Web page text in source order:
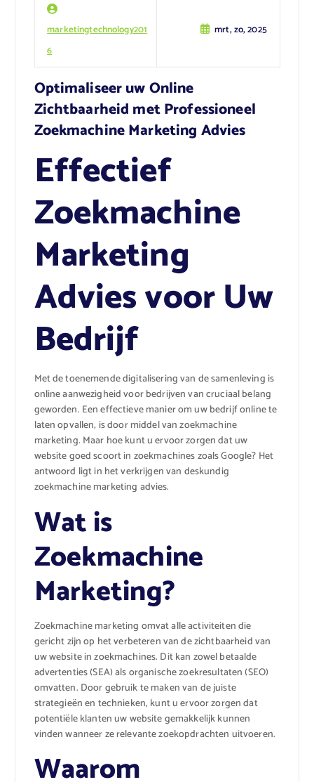
marketingtechnology201
6
mrt, zo, 2025
Optimaliseer uw Online
Zichtbaarheid met Professioneel
Zoekmachine Marketing Advies
Effectief
Zoekmachine
Marketing
Advies voor Uw
Bedrijf
Met de toenemende digitalisering van de samenleving is
online aanwezigheid voor bedrijven van cruciaal belang
geworden. Een effectieve manier om uw bedrijf online te
laten opvallen, is door middel van zoekmachine
marketing. Maar hoe kunt u ervoor zorgen dat uw
website goed scoort in zoekmachines zoals Google? Het
antwoord ligt in het verkrijgen van deskundig
zoekmachine marketing advies.
Wat is
Zoekmachine
Marketing?
Zoekmachine marketing omvat alle activiteiten die
gericht zijn op het verbeteren van de zichtbaarheid van
uw website in zoekmachines. Dit kan zowel betaalde
advertenties (SEA) als organische zoekresultaten (SEO)
omvatten. Door gebruik te maken van de juiste
strategieën en technieken, kunt u ervoor zorgen dat
potentiële klanten uw website gemakkelijk kunnen
vinden wanneer ze relevante zoekopdrachten uitvoeren.
Waarom